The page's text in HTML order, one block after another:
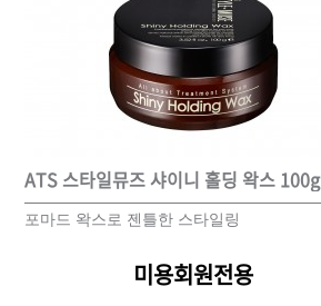
ATS 스타일뮤즈 샤이니 홀딩 왁스 100g
포마드 왁스로 젠틀한 스타일링
미용회원전용